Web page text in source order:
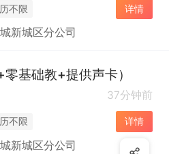
不限 详情
新城区分公司
基础教+提供声卡）
37分钟前
不限 详情
新城区分公司